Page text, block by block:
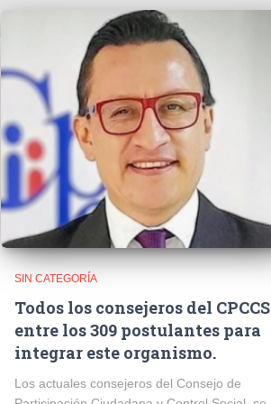
SIN CATEGORÍA
Todos los consejeros del CPCCS
entre los 309 postulantes para
integrar este organismo.
Los actuales consejeros del Consejo de